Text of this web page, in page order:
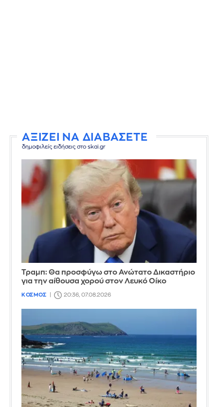
ΑΞΙΖΕΙ ΝΑ ΔΙΑΒΑΣΕΤΕ
δημοφιλείς ειδήσεις στο skai.gr
Τραμπ: Θα προσφύγω στο Ανώτατο Δικαστήριο
για την αίθουσα χορού στον Λευκό Οίκο
ΚΟΣΜΟΣ 20:36, 07.08.2026